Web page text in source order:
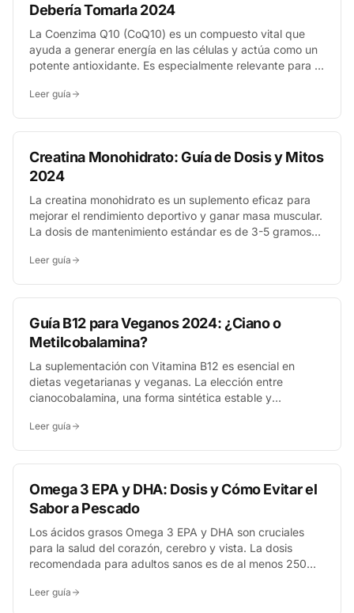
Debería Tomarla 2024
La Coenzima Q10 (CoQ10) es un compuesto vital que
ayuda a generar energía en las células y actúa como un
potente antioxidante. Es especialmente relevante para la
opción a considerar para adultos, deportistas y personas
Leer guía
Creatina Monohidrato: Guía de Dosis y Mitos
2024
La creatina monohidrato es un suplemento eficaz para
mejorar el rendimiento deportivo y ganar masa muscular.
La dosis de mantenimiento estándar es de 3-5 gramos
inicial de 20 gramos al día durante 5-7 días para saturar
Leer guía
Guía B12 para Veganos 2024: ¿Ciano o
Metilcobalamina?
La suplementación con Vitamina B12 es esencial en
dietas vegetarianas y veganas. La elección entre
cianocobalamina, una forma sintética estable y
natural, depende de factores como el coste, la
opciones excelentes para prevenir una deficiencia.
Leer guía
Omega 3 EPA y DHA: Dosis y Cómo Evitar el
Sabor a Pescado
Los ácidos grasos Omega 3 EPA y DHA son cruciales
para la salud del corazón, cerebro y vista. La dosis
recomendada para adultos sanos es de al menos 250
es clave elegir suplementos de alta pureza, con
Leer guía